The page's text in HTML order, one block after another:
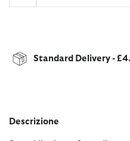
Standard Delivery -
Descrizione